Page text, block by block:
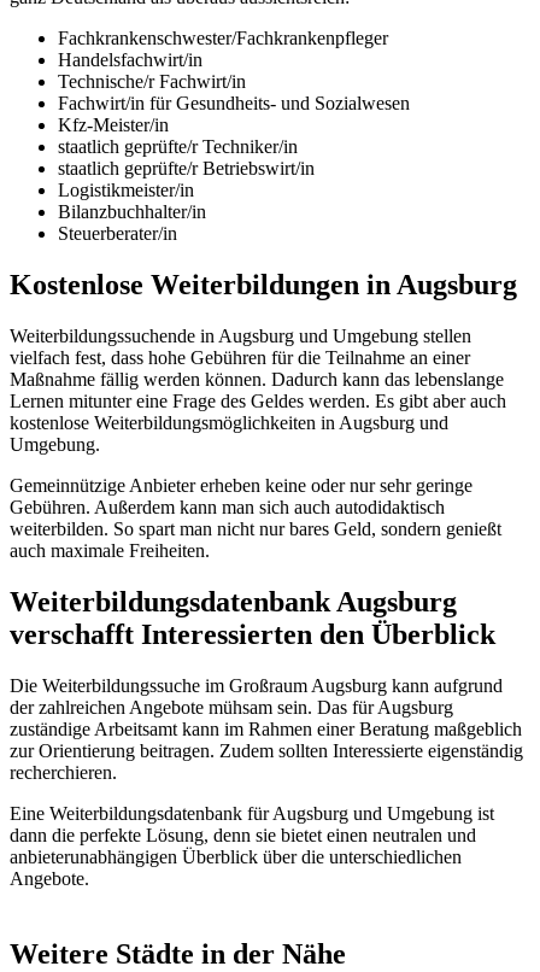
Fachkrankenschwester/Fachkrankenpfleger
Handelsfachwirt/in
Technische/r Fachwirt/in
Fachwirt/in für Gesundheits- und Sozialwesen
Kfz-Meister/in
staatlich geprüfte/r Techniker/in
staatlich geprüfte/r Betriebswirt/in
Logistikmeister/in
Bilanzbuchhalter/in
Steuerberater/in
Kostenlose Weiterbildungen in Augsburg
Weiterbildungssuchende in Augsburg und Umgebung stellen
vielfach fest, dass hohe Gebühren für die Teilnahme an einer
Maßnahme fällig werden können. Dadurch kann das lebenslange
Lernen mitunter eine Frage des Geldes werden. Es gibt aber auch
kostenlose Weiterbildungsmöglichkeiten in Augsburg und
Umgebung.
Gemeinnützige Anbieter erheben keine oder nur sehr geringe
Gebühren. Außerdem kann man sich auch autodidaktisch
weiterbilden. So spart man nicht nur bares Geld, sondern genießt
auch maximale Freiheiten.
Weiterbildungsdatenbank Augsburg
verschafft Interessierten den Überblick
Die Weiterbildungssuche im Großraum Augsburg kann aufgrund
der zahlreichen Angebote mühsam sein. Das für Augsburg
zuständige Arbeitsamt kann im Rahmen einer Beratung maßgeblich
zur Orientierung beitragen. Zudem sollten Interessierte eigenständig
recherchieren.
Eine Weiterbildungsdatenbank für Augsburg und Umgebung ist
dann die perfekte Lösung, denn sie bietet einen neutralen und
anbieterunabhängigen Überblick über die unterschiedlichen
Angebote.
Weitere Städte in der Nähe